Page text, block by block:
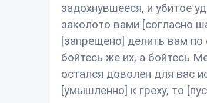
задохнувшееся, и убитое
заколото вами [согласно
[запрещено] делить вам по
бойтесь же их, а бойтесь
остался доволен для вас
[умышленно] к греху, то